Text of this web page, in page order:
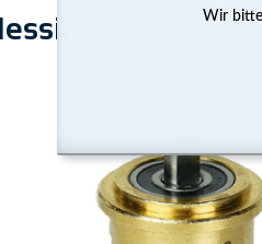
20 bar Wir